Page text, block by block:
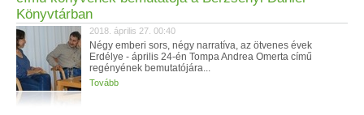
Könyvtárban
2018. április 27. 00:40
Négy emberi sors, négy narratíva, az ötvenes évek
Erdélye - április 24-én Tompa Andrea Omerta című
regényének bemutatójára...
Tovább